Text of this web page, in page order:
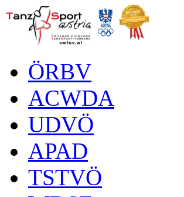
ÖRBV
ACWDA
UDVÖ
APAD
TSTVÖ